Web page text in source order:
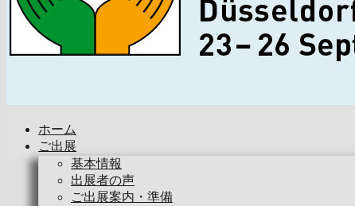
ホーム
ご出展
基本情報
出展者の声
ご出展案内・準備